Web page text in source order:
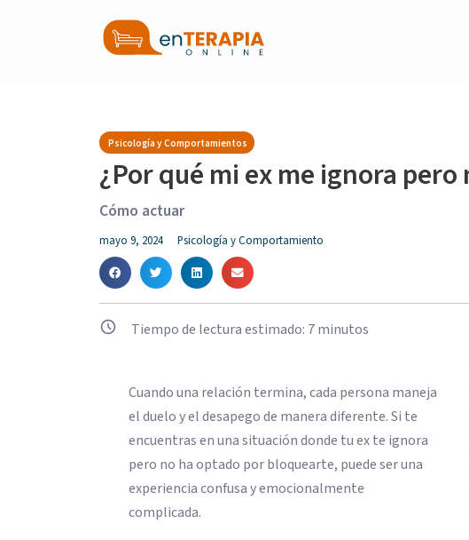
Psicología y Comportamientos
¿Por qué mi ex me ignora
Cómo actuar
mayo 9, 2024 Psicología y Comportamiento
Tiempo de lectura estimado: 7minutos
Cuando una relación termina, cada persona maneja
el duelo y el desapego de manera diferente. Si te
encuentras en una situación donde tu ex te ignora
pero no ha optado por bloquearte, puede ser una
experiencia confusa y emocionalmente
complicada.